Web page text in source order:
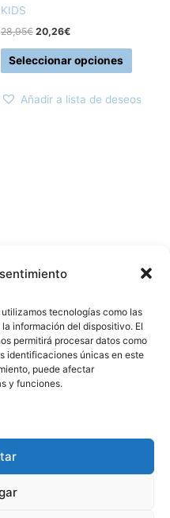
tecnologías como las
información del dispositivo. El
permitirá procesar datos como
identificaciones únicas en este
puede afectar
y funciones.
KIDS
28,95€ 20,26€
Seleccionar opciones
página
Añadir a lista de deseos